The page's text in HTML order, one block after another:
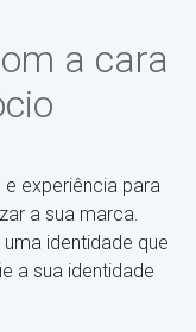
a cara
experiência para
a sua marca.
identidade que
a sua identidade